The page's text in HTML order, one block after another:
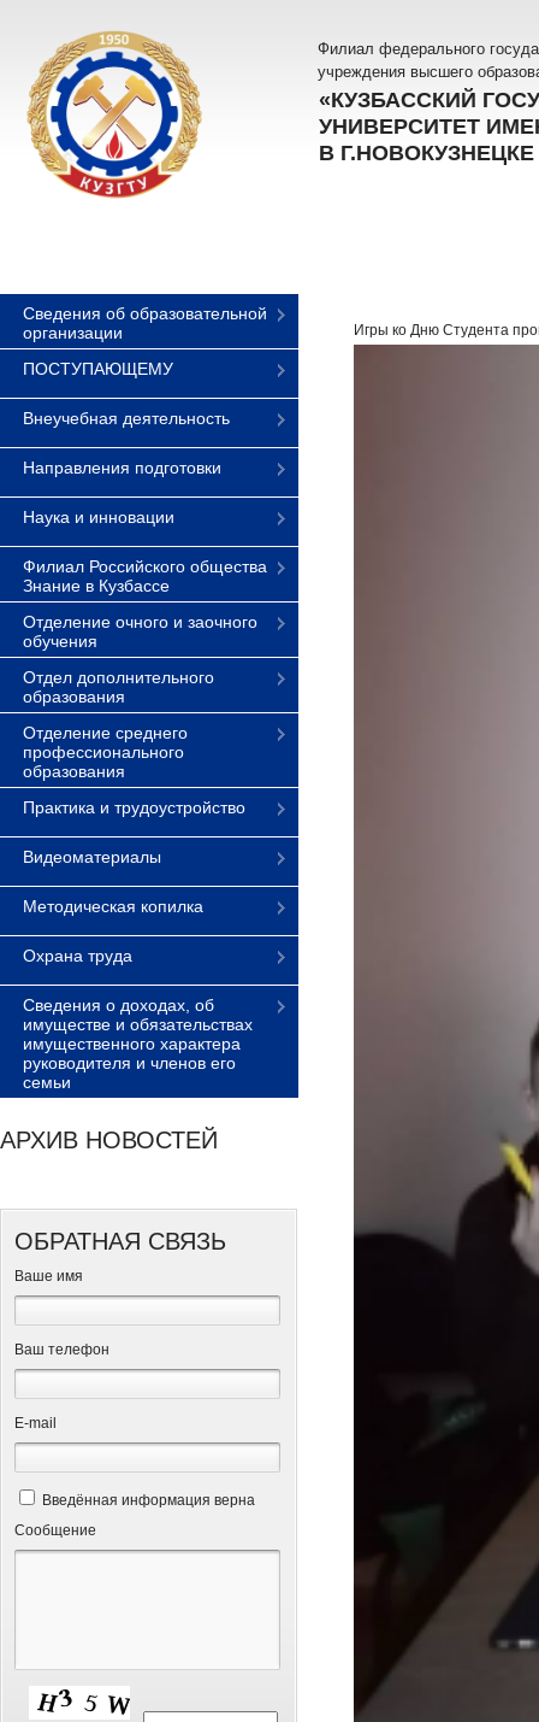
Филиал федерального
учреждения высшего
«КУЗБАССКИЙ
УНИВЕРСИТЕТ
В Г.НОВОКУЗНЕЦКЕ
Сведения об образовательной
организации
ПОСТУПАЮЩЕМУ
Внеучебная деятельность
Направления подготовки
Наука и инновации
Филиал Российского общества
Знание в Кузбассе
Отделение очного и заочного
обучения
Отдел дополнительного
образования
Отделение среднего
профессионального
образования
Практика и трудоустройство
Видеоматериалы
Методическая копилка
Охрана труда
Сведения о доходах, об
имуществе и обязательствах
имущественного характера
руководителя и членов его
семьи
АРХИВ НОВОСТЕЙ
ОБРАТНАЯ СВЯЗЬ
Ваше имя
Ваш телефон
Е-mail
Введённая информация верна
Сообщение
Игры ко Дню Студента